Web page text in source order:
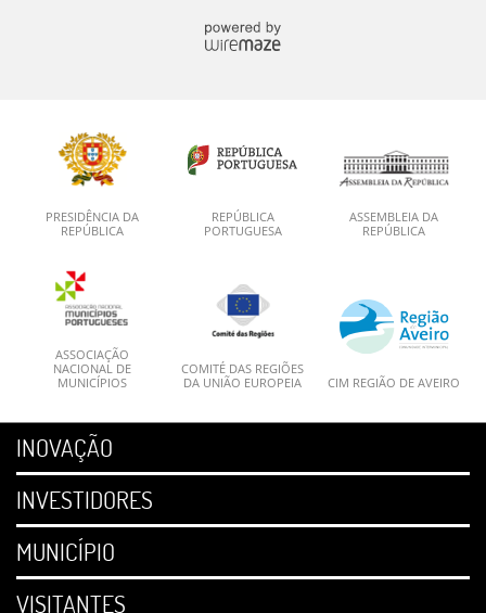
PRESIDÊNCIA DA
REPÚBLICA
REPÚBLICA
PORTUGUESA
ASSEMBLEIA DA
REPÚBLICA
ASSOCIAÇÃO
NACIONAL DE
MUNICÍPIOS
COMITÉ DAS REGIÕES
DA UNIÃO EUROPEIA
CIM REGIÃO DE AVEIRO
INOVAÇÃO
INVESTIDORES
MUNICÍPIO
VISITANTES